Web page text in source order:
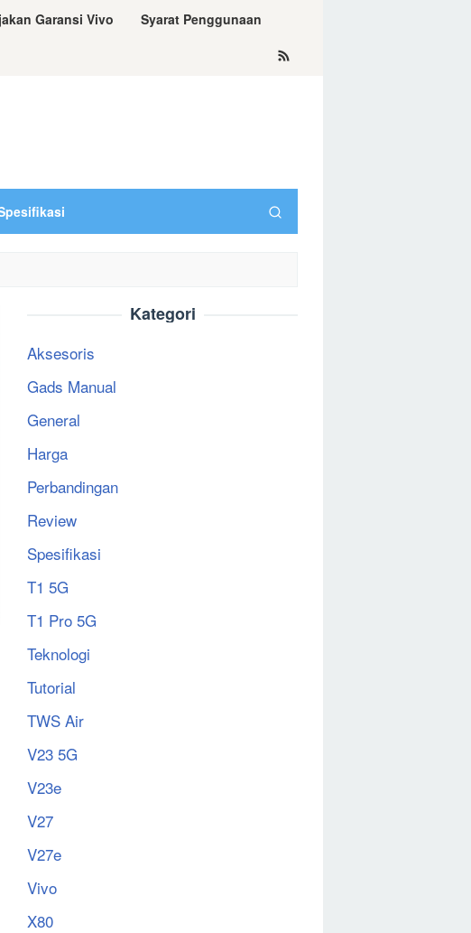
Garansi Vivo Syarat Penggunaan
Kategori
Aksesoris
Gads Manual
General
Harga
Perbandingan
Review
Spesifikasi
T1 5G
T1 Pro 5G
Teknologi
Tutorial
TWS Air
V23 5G
V23e
V27
V27e
Vivo
X80